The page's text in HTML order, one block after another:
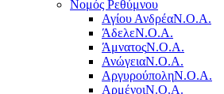
Νομός Ρεθύμνου
Αγίου ΑνδρέαΝ.Ο.Α.
ΆδελεΝ.Ο.Α.
ΆμνατοςΝ.Ο.Α.
ΑνώγειαΝ.Ο.Α.
ΑργυρούποληΝ.Ο.Α.
ΑρμένοιΝ.Ο.Α.